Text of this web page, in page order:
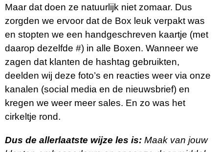
Maar dat doen ze natuurlijk niet zomaar. Dus
zorgden we ervoor dat de Box leuk verpakt was
en stopten we een handgeschreven kaartje (met
daarop dezelfde #) in alle Boxen. Wanneer we
zagen dat klanten de hashtag gebruikten,
deelden wij deze foto’s en reacties weer via onze
kanalen (social media en de nieuwsbrief) en
kregen we weer meer sales. En zo was het
cirkeltje rond.
Dus de allerlaatste wijze les is: Maak van jouw